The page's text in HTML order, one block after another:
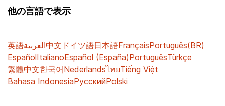
他の言語で表示
英語العربية中文 ドイツ語日本語FrançaisPortuguês(BR)
EspañolItalianoEspañol (España)PortuguêsTürkçe
繁體中文한국어NederlandsไทยTiếng Việt
Bahasa IndonesiaРусскийPolski